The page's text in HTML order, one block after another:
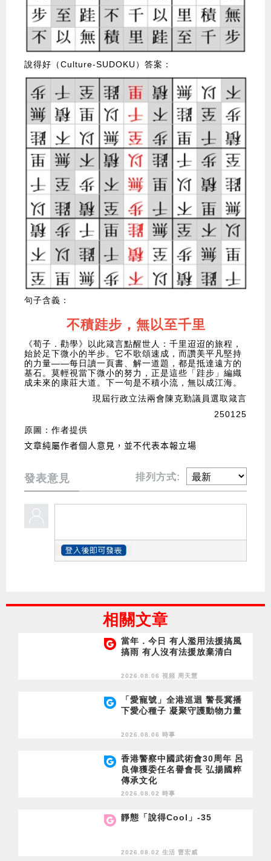
說得好（Culture-SUDOKU）答案：
句子含義：
不積跬步，無以至千里
《荀子．勸學》以此箴言點醒世人：千里迢迢的旅程，
始於足下微小的半步。它不歌頌速成，而讚美平凡堅持
的力量——每日讀一頁書、解一道題，都是抵達遠方的
基石。莫輕視當下微小的努力，正是這些「跬步」編織
成未來的康莊大道。下一句是不積小流，無以成江海。
現屆行政立法兩會陳克勤議員選取箴言
250125
原圖：作者提供
文章純屬作者個人意見，並不代表本報立場
發表意見 排列方式:
相關文章
當年．今日 有人濫用法援搞風
搞雨 有人沒有法援放棄清白
2026.08.06 視頻 周天慧
「愛寵號」全港巡迴 警長冀播
下愛心種子 凝聚守護動物力量
2026.08.06 時事
香港警察中國武術會30周年 呂
良偉獲委任名譽會長 弘揚國粹
傳承文化
2026.08.02 時事
靜態「說得Cool」-35
2026.08.02 生活 曹宏威